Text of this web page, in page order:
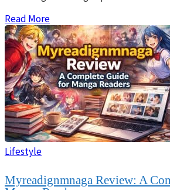
Read More
Lifestyle
Myreadignmnaga Review: A